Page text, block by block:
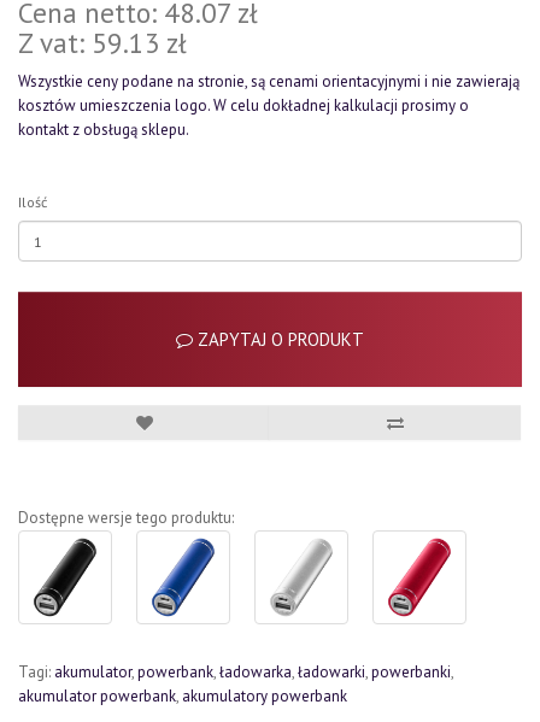
Cena netto: 48.07 zł
Z vat: 59.13 zł
Wszystkie ceny podane na stronie, są cenami orientacyjnymi i nie zawierają
kosztów umieszczenia logo. W celu dokładnej kalkulacji prosimy o
kontakt z obsługą sklepu.
Ilość
ZAPYTAJ O PRODUKT
Dostępne wersje tego produktu:
Tagi: akumulator,powerbank,ładowarka,ładowarki,powerbanki,
akumulator powerbank, akumulatory powerbank